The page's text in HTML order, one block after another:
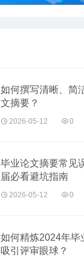
如何撰写清晰、简
文摘要？
2026-05-12 0
毕业论文摘要常见
届必看避坑指南
2026-05-12 0
如何精炼2024年毕
吸引评审眼球？